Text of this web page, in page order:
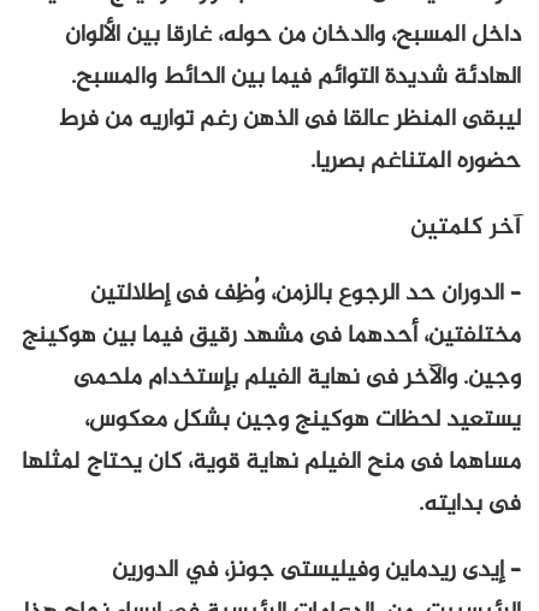
داخل المسبح، والدخان من حوله، غارقا بين الألوان
الهادئة شديدة التوائم فيما بين الحائط والمسبح.
ليبقى المنظر عالقا فى الذهن رغم تواريه من فرط
حضوره المتناغم بصريا.
آخر كلمتين
– الدوران حد الرجوع بالزمن، وُظِف فى إطلالتين
مختلفتين، أحدهما فى مشهد رقيق فيما بين هوكينج
وجين. والآخر فى نهاية الفيلم بإستخدام ملحمى
يستعيد لحظات هوكينج وجين بشكل معكوس،
مساهما فى منح الفيلم نهاية قوية، كان يحتاج لمثلها
فى بدايته.
– إيدى ريدماين وفيليستى جونز، في الدورين